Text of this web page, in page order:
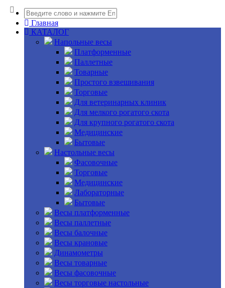
Главная
КАТАЛОГ
Напольные весы
Платформенные
Паллетные
Товарные
Простого взвешивания
Торговые
Для ветеринарных клиник
Для мелкого рогатого скота
Для крупного рогатого скота
Медицинские
Бытовые
Настольные весы
Фасовочные
Торговые
Медицинские
Лабораторные
Бытовые
Весы платформенные
Весы паллетные
Весы балочные
Весы крановые
Динамометры
Весы товарные
Весы фасовочные
Весы торговые настольные